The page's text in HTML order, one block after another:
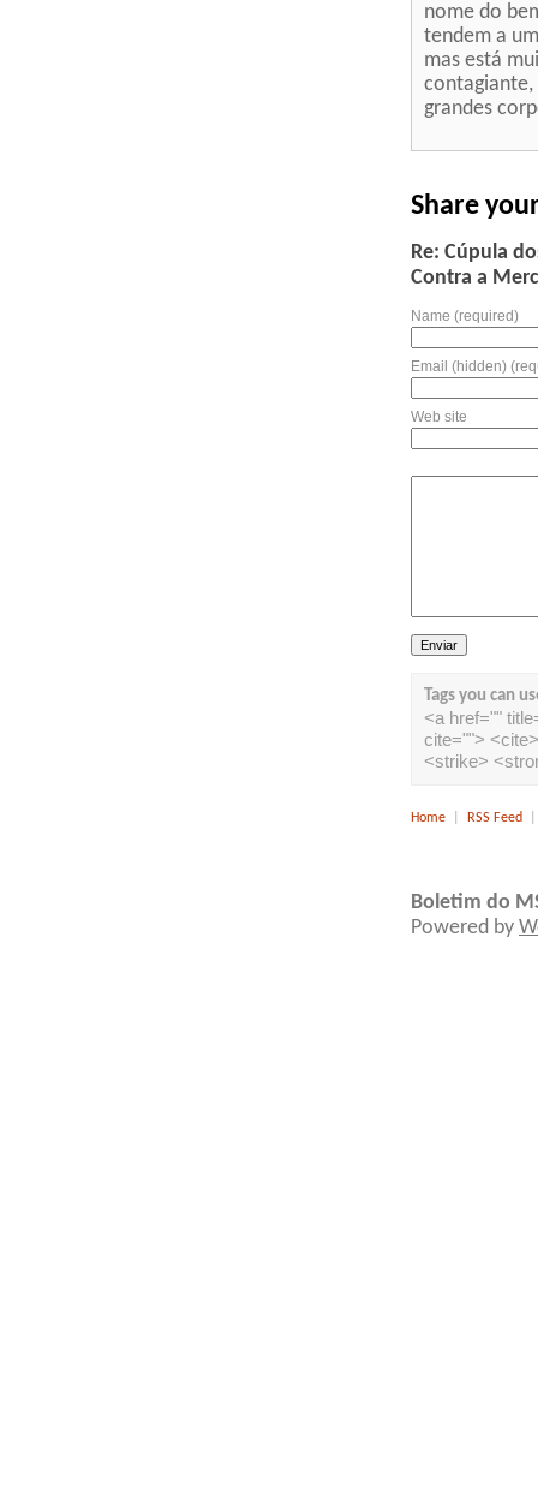
nome do
tendem a
mas está
contagiante,
grandes
Share
Re: Cúpula
Contra a
Name (required)
Email (hidden)
Web site
Tags you can
<a href=""
cite="">
<strike>
Home RSS Feed
Boletim do
Powered by